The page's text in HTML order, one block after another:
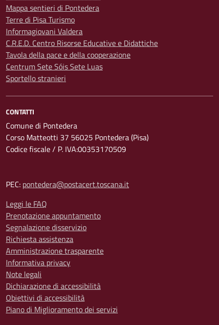
Mappa sentieri di Pontedera
Terre di Pisa Turismo
Informagiovani Valdera
C.R.E.D. Centro Risorse Educative e Didattiche
Tavola della pace e della cooperazione
Centrum Sete Sóis Sete Luas
Sportello stranieri
CONTATTI
Comune di Pontedera
Corso Matteotti 37 56025 Pontedera (Pisa)
Codice fiscale / P. IVA:00353170509
PEC: pontedera@postacert.toscana.it
Leggi le FAQ
Prenotazione appuntamento
Segnalazione disservizio
Richiesta assistenza
Amministrazione trasparente
Informativa privacy
Note legali
Dichiarazione di accessibilità
Obiettivi di accessibilità
Piano di Miglioramento dei servizi